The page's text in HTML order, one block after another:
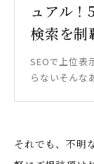
ュアル
検索を制
SEOで上位表
らないそんな
それでも、不明